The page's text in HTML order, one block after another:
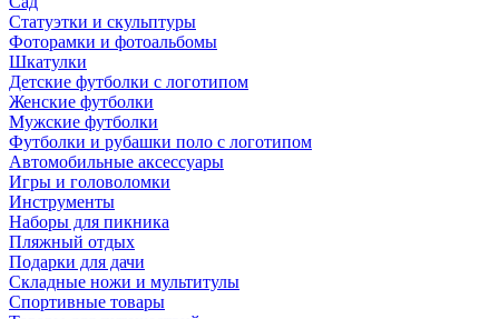
Статуэтки и скульптуры
Фоторамки и фотоальбомы
Шкатулки
Детские футболки с логотипом
Женские футболки
Мужские футболки
Футболки и рубашки поло с логотипом
Автомобильные аксессуары
Игры и головоломки
Инструменты
Наборы для пикника
Пляжный отдых
Подарки для дачи
Складные ножи и мультитулы
Спортивные товары